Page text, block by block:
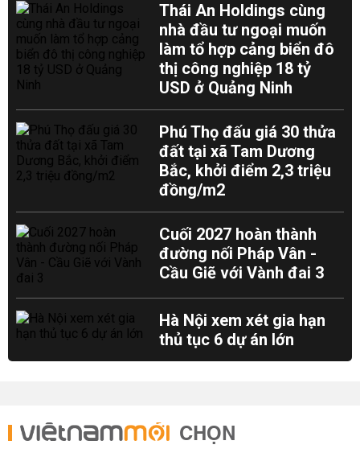
Thái An Holdings cùng
nhà đầu tư ngoại muốn
làm tổ hợp cảng biển đô
thị công nghiệp 18 tỷ
USD ở Quảng Ninh
Phú Thọ đấu giá 30 thửa
đất tại xã Tam Dương
Bắc, khởi điểm 2,3 triệu
đồng/m2
Cuối 2027 hoàn thành
đường nối Pháp Vân -
Cầu Giẽ với Vành đai 3
Hà Nội xem xét gia hạn
thủ tục 6 dự án lớn
CHỌN